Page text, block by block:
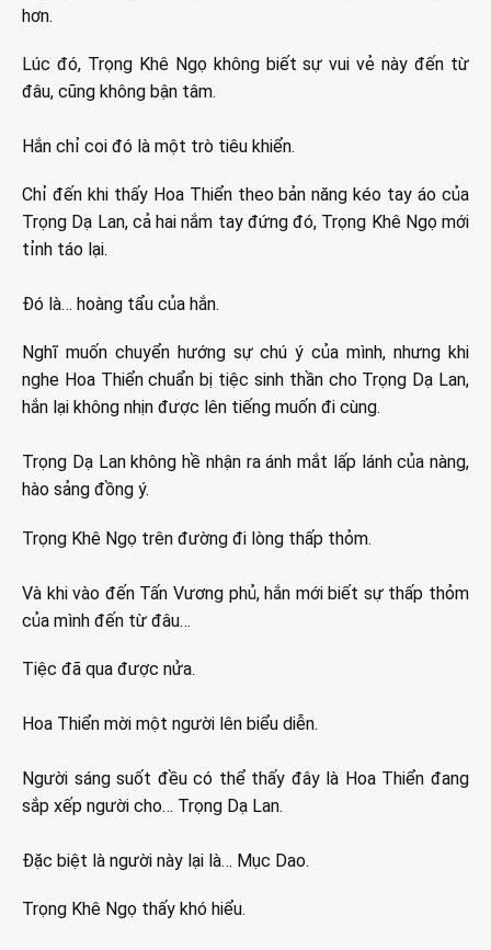
hơn.
Lúc đó, Trọng Khê Ngọ không biết sự vui vẻ này đến từ
đâu, cũng không bận tâm.
Hắn chỉ coi đó là một trò tiêu khiển.
Chỉ đến khi thấy Hoa Thiển theo bản năng kéo tay áo của
Trọng Dạ Lan, cả hai nắm tay đứng đó, Trọng Khê Ngọ mới
tỉnh táo lại.
Đó là… hoàng tẩu của hắn.
Nghĩ muốn chuyển hướng sự chú ý của mình, nhưng khi
nghe Hoa Thiển chuẩn bị tiệc sinh thần cho Trọng Dạ Lan,
hắn lại không nhịn được lên tiếng muốn đi cùng.
Trọng Dạ Lan không hề nhận ra ánh mắt lấp lánh của nàng,
hào sảng đồng ý.
Trọng Khê Ngọ trên đường đi lòng thấp thỏm.
Và khi vào đến Tấn Vương phủ, hắn mới biết sự thấp thỏm
của mình đến từ đâu…
Tiệc đã qua được nửa.
Hoa Thiển mời một người lên biểu diễn.
Người sáng suốt đều có thể thấy đây là Hoa Thiển đang
sắp xếp người cho… Trọng Dạ Lan.
Đặc biệt là người này lại là… Mục Dao.
Trọng Khê Ngọ thấy khó hiểu.